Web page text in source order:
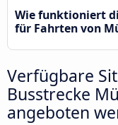
Wie funktioniert
für Fahrten von
Verfügbare
Busstrecke
angeboten